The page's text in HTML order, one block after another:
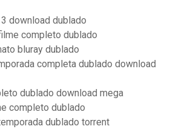
download dublado
completo dublado
bluray dublado
completa dublado download
dublado download mega
completo dublado
dublado torrent